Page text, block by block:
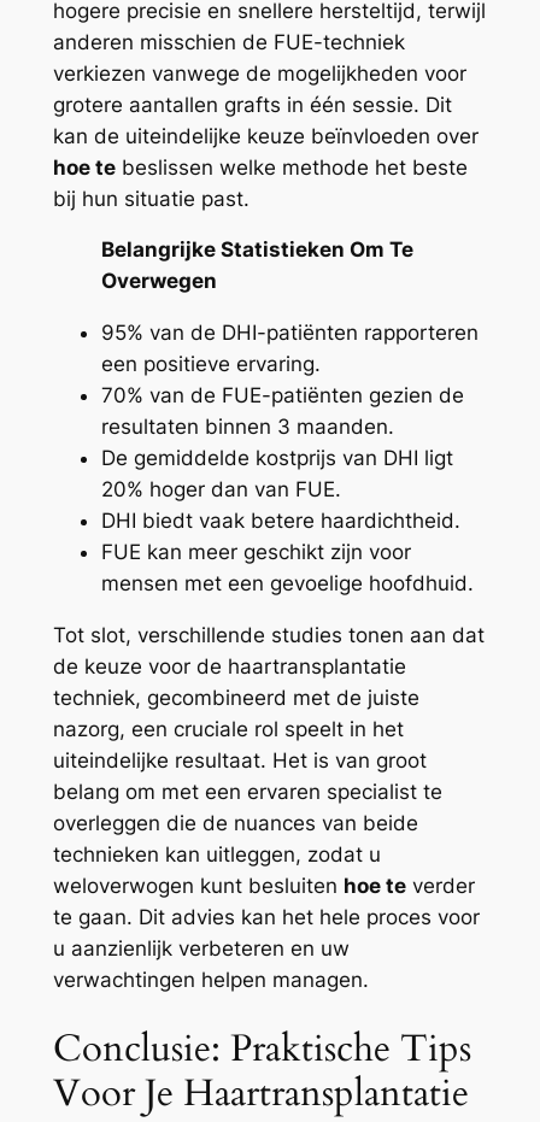
hogere precisie en snellere hersteltijd, terwijl
anderen misschien de FUE-techniek
verkiezen vanwege de mogelijkheden voor
grotere aantallen grafts in één sessie. Dit
kan de uiteindelijke keuze beïnvloeden over
hoe tebeslissen welke methode het beste
bij hun situatie past.
Belangrijke Statistieken Om Te
Overwegen
95% van de DHI-patiënten rapporteren
een positieve ervaring.
70% van de FUE-patiënten gezien de
resultaten binnen 3 maanden.
De gemiddelde kostprijs van DHI ligt
20% hoger dan van FUE.
DHI biedt vaak betere haardichtheid.
FUE kan meer geschikt zijn voor
mensen met een gevoelige hoofdhuid.
Tot slot, verschillende studies tonen aan dat
de keuze voor de haartransplantatie
techniek, gecombineerd met de juiste
nazorg, een cruciale rol speelt in het
uiteindelijke resultaat. Het is van groot
belang om met een ervaren specialist te
overleggen die de nuances van beide
technieken kan uitleggen, zodat u
weloverwogen kunt besluiten hoe teverder
te gaan. Dit advies kan het hele proces voor
u aanzienlijk verbeteren en uw
verwachtingen helpen managen.
Conclusie: Praktische Tips
Voor Je Haartransplantatie